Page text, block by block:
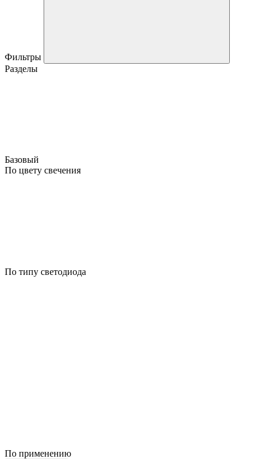
Фильтры
Разделы
Базовый
По цвету свечения
По типу светодиода
По применению